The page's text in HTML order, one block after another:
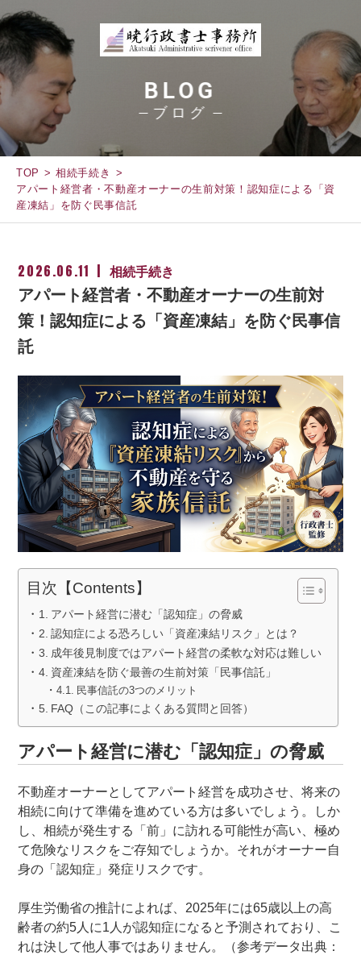
BLOG
ブログ
TOP
相続手続き
アパート経営者・不動産オーナーの生前対策！認知症による「資
産凍結」を防ぐ民事信託
2026.06.11 相続手続き
アパート経営者・不動産オーナーの生前対
策！認知症による「資産凍結」を防ぐ民事信
託
目次【Contents】
アパート経営に潜む「認知症」の脅威
認知症による恐ろしい「資産凍結リスク」とは？
成年後見制度ではアパート経営の柔軟な対応は難しい
資産凍結を防ぐ最善の生前対策「民事信託」
民事信託の3つのメリット
FAQ（この記事によくある質問と回答）
アパート経営に潜む「認知症」の脅威
不動産オーナーとしてアパート経営を成功させ、将来の
相続に向けて準備を進めている方は多いでしょう。しか
し、相続が発生する「前」に訪れる可能性が高い、極め
て危険なリスクをご存知でしょうか。それがオーナー自
身の「認知症」発症リスクです。
厚生労働省の推計によれば、2025年には65歳以上の高
齢者の約5人に1人が認知症になると予測されており、こ
れは決して他人事ではありません。（参考データ出典：